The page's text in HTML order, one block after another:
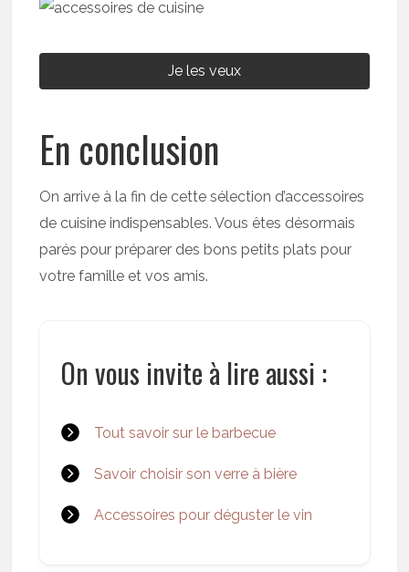
Je les veux
En conclusion
On arrive à la fin de cette sélection d’accessoires
de cuisine indispensables. Vous êtes désormais
parés pour préparer des bons petits plats pour
votre famille et vos amis.
On vous invite à lire aussi :
Tout savoir sur le barbecue
Savoir choisir son verre à bière
Accessoires pour déguster le vin